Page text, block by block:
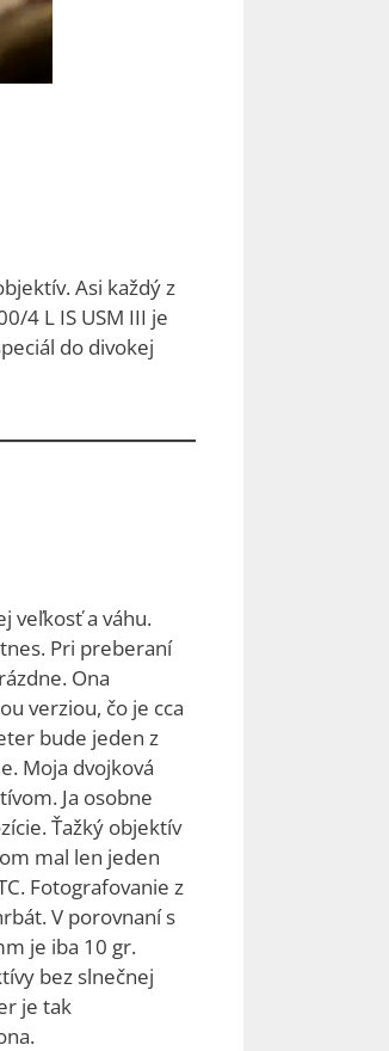
Asi každý z
4 L IS USM III je
do divokej
veľkosť a váhu.
Pri preberaní
Ona
verziou, čo je cca
bude jeden z
Moja dvojková
Ja osobne
Ťažký objektív
mal len jeden
Fotografovanie z
V porovnaní s
je iba 10 gr.
bez slnečnej
je tak